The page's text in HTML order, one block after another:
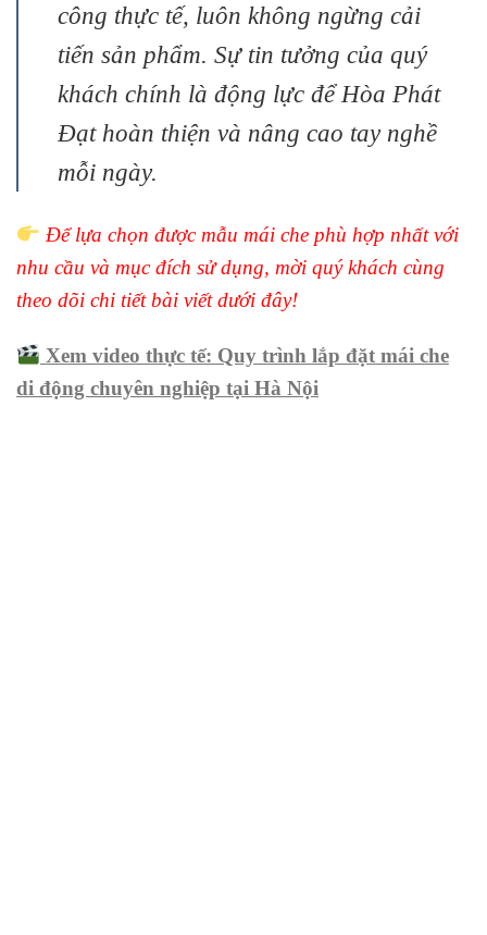
công thực tế, luôn không ngừng cải
tiến sản phẩm. Sự tin tưởng của quý
khách chính là động lực để Hòa Phát
Đạt hoàn thiện và nâng cao tay nghề
mỗi ngày.
Để lựa chọn được mẫu mái che phù hợp nhất với
nhu cầu và mục đích sử dụng, mời quý khách cùng
theo dõi chi tiết bài viết dưới đây!
Xem video thực tế: Quy trình lắp đặt mái che
di động chuyên nghiệp tại Hà Nội